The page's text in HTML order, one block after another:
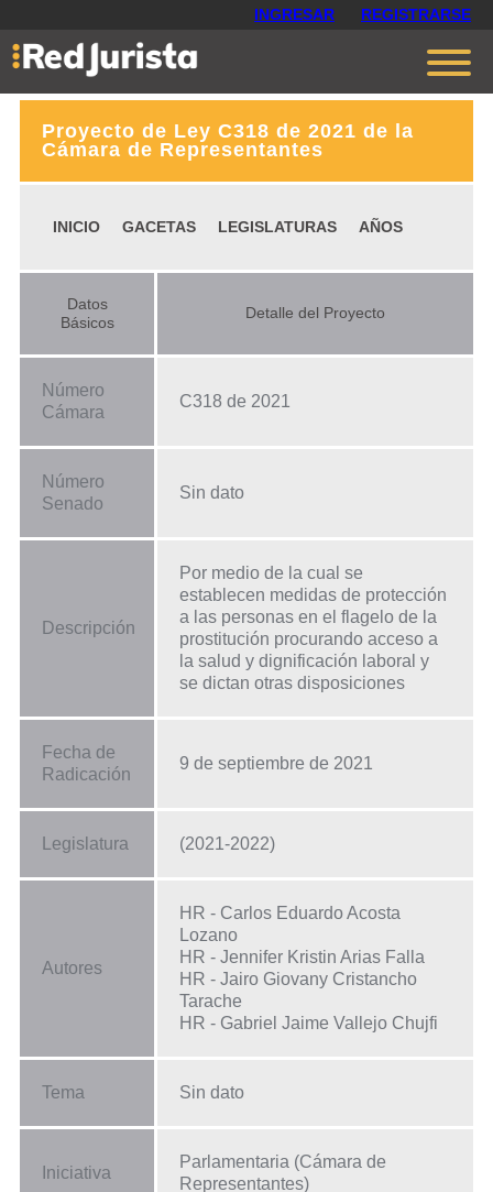
INGRESAR REGISTRARSE
Contáctanos
Planes
Proyecto de Ley C318 de 2021 de la
Cámara de Representantes
INICIO GACETAS LEGISLATURAS AÑOS
Datos
Básicos
Detalle del Proyecto
Número
Cámara
C318 de 2021
Número
Senado
Sin dato
Descripción
Por medio de la cual se
establecen medidas de protección
a las personas en el flagelo de la
prostitución procurando acceso a
la salud y dignificación laboral y
se dictan otras disposiciones
Fecha de
Radicación
9 de septiembre de 2021
Legislatura (2021-2022)
Autores
HR - Carlos Eduardo Acosta
Lozano
HR - Jennifer Kristin Arias Falla
HR - Jairo Giovany Cristancho
Tarache
HR - Gabriel Jaime Vallejo Chujfi
Tema Sin dato
Iniciativa
Parlamentaria (Cámara de
Representantes)